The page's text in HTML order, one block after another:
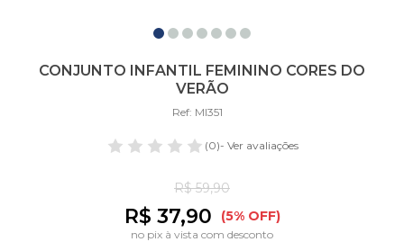
CONJUNTO INFANTIL FEMININO CORES DO
VERÃO
Ref: MI351
(0)- Ver avaliações
R$ 59,90
R$ 37,90 (5% OFF)
no pix à vista com desconto